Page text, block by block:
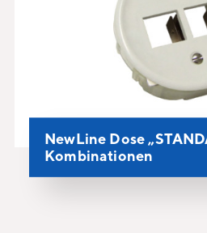
NewLine Dose
Kombinationen